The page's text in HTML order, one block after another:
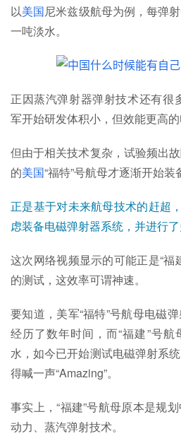
以美国尼米兹级航母为例，每弹
一吨淡水。
正因蒸汽弹射器弹射技术还有很
军开始研发体积小，但效能更高的
但由于相关技术复杂，试验频出
的美国“福特”号航母才逐渐开始装
正是基于对未来航母技术的赶超
虑装备电磁弹射器系统，并进行了
这次网络视频显示的可能正是“福
的测试，这效率可谓神速。
要知道，美军“福特”号航母电磁
经历了数年时间，而“福建”号
水，如今已开始测试电磁弹射系
得喊一声“Amazing”。
事实上，“福建”号航母原本是规
动力、蒸汽弹射技术。